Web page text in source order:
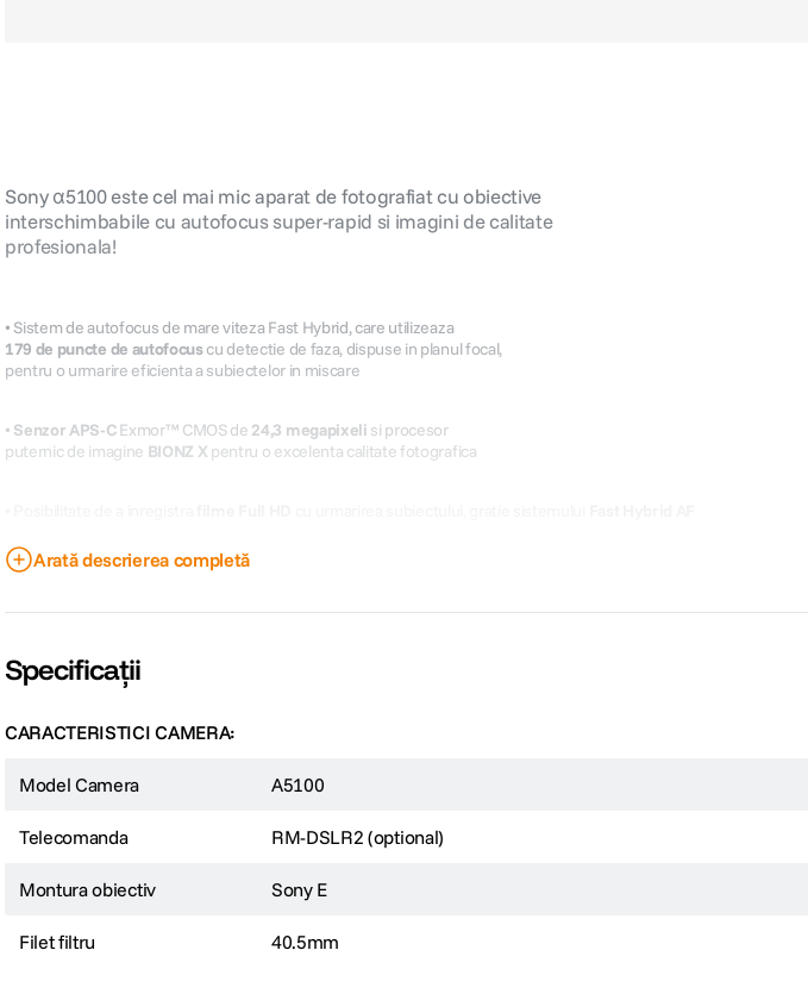
Sony α5100 este cel mai mic aparat de fotografiat cu obiective
interschimbabile cu autofocus super-rapid si imagini de calitate
profesionala!
• Sistem de autofocus de mare viteza Fast Hybrid, care utilizeaza
179 de puncte de autofocuscu detectie de faza, dispuse in planul focal,
pentru o urmarire eficienta a subiectelor in miscare
• Senzor APS-CExmor™ CMOS de 24,3 megapixeli si procesor
puternic de imagine BIONZ X pentru o excelenta calitate fotografica
•Touch-screen LCDrabatabil la 180°
Arată descrierea completă
Specificații
CARACTERISTICI CAMERA:
Model Camera A5100
Telecomanda RM-DSLR2 (optional)
Montura obiectiv Sony E
Filet filtru 40.5mm